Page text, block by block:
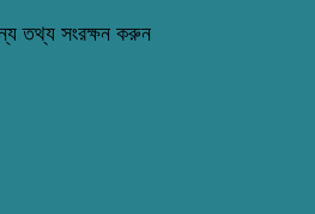
তথ্য সংরক্ষন করুন